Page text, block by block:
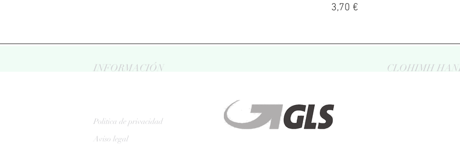
Preço
3,70 €
INFORMACIÓN CLOHIMH
Politica de privacidad
Aviso legal